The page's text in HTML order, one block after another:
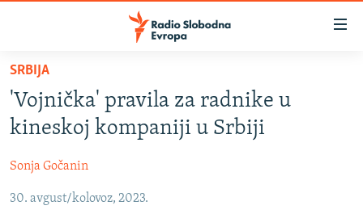
Pređite
glavni
sadržaj
na
navigaciju
BOSNA I HERCEGOVINA
KOSOVO
CRNA GORA
SRBIJA
'Vojnička' pravila za radnike u
kineskoj kompaniji u Srbiji
Sonja Gočanin
30. avgust/kolovoz, 2023.